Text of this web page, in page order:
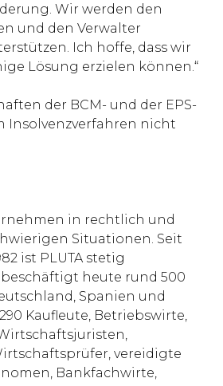
Wir werden den
und den Verwalter
Ich hoffe, dass wir
Lösung erzielen können.“
der BCM- und der EPS-
Insolvenzverfahren nicht
in rechtlich und
Situationen. Seit
ist PLUTA stetig
heute rund 500
Spanien und
Kaufleute, Betriebswirte,
vereidigte
Bankfachwirte,